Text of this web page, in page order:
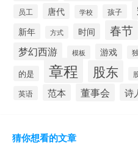
员工 唐代 学校 孩子
新年 方式 时间 春节
梦幻西游 模板 游戏
的是 章程 股东
英语 范本 董事会 诗
猜你想看的文章